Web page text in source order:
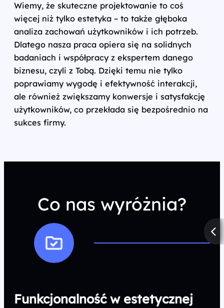
Wiemy, że skuteczne projektowanie to coś
więcej niż tylko estetyka – to także głęboka
analiza zachowań użytkowników i ich potrzeb.
Dlatego nasza praca opiera się na solidnych
badaniach i współpracy z ekspertem danego
biznesu, czyli z Tobą. Dzięki temu nie tylko
poprawiamy wygodę i efektywność interakcji,
ale również zwiększamy konwersje i satysfakcję
użytkowników, co przekłada się bezpośrednio na
sukces firmy.
Co nas wyróżnia?
Funkcjonalność w estetycznej